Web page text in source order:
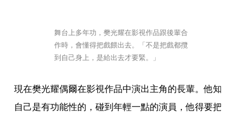
舞台上多年功，樊光耀在影視作品跟後輩合
作時，會懂得把戲餵出去。「不是把戲都攬
到自己身上，是給出去才要緊。」
現在樊光耀偶爾在影視作品中演出主角的長輩。他知
自己是有功能性的，碰到年輕一點的演員，他得要把